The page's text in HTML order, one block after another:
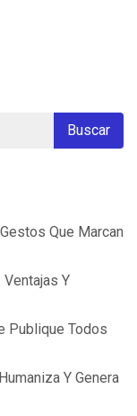
Que Marcan
Y
Publique Todos
Y Genera